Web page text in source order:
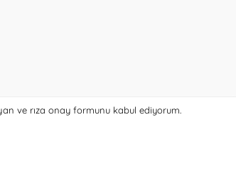
ve rıza onay formunukabul ediyorum.